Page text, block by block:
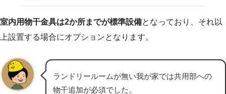
室内用物干金具は2か所までが標準設備となっており、それ以
上設置する場合にオプションとなります。
ランドリールームが無い我が家では共用部への
物干追加が必須でした。